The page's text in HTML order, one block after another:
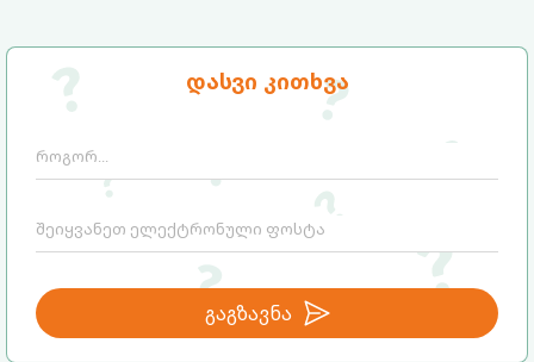
დასვი კითხვა
გაგზავნა